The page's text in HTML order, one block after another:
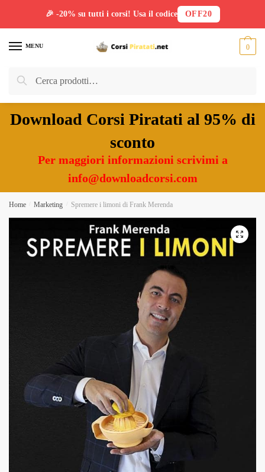
MENU
Cerca:
Cerca
0
Download Corsi Piratati al 95% di
sconto
Per maggiori informazioni scrivimi a
info@downloadcorsi.com
Home Marketing Spremere i limoni di Frank Merenda
🔍
🎉 -20% su tutti i corsi! Usa il codice OFF20